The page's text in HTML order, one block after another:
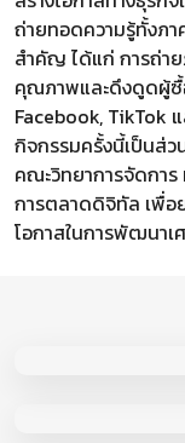
ถ่ายทอดความรู้ทั้งภ
สำคัญ ได้แก่ การถ่า
คุณภาพและดึงดูดผู้ซื้
Facebook, TikTok
กิจกรรมครั้งนี้เป็นส่
คณะวิทยาการจัดกา
การตลาดดิจิทัล เพื่อ
โอกาสในการพัฒนา